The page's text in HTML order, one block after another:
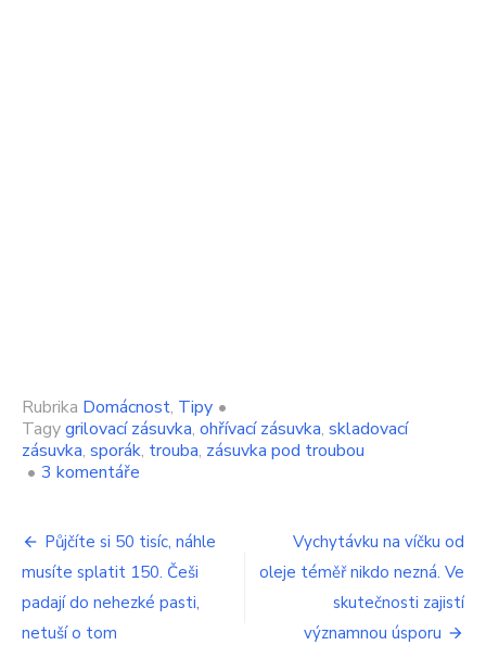
Rubrika Domácnost, Tipy •
Tagygrilovací zásuvka, ohřívací zásuvka, skladovací
zásuvka, sporák, trouba, zásuvka pod troubou
• 3 komentáře
názvem
Lidé
pořád
netuší,
Navigace
pro
příspěvek
Půjčíte si 50 tisíc, náhle
musíte splatit 150. Češi
padají do nehezké pasti,
netuší o tom
Vychytávku na víčku od
oleje téměř nikdo nezná. Ve
skutečnosti zajistí
významnou úsporu